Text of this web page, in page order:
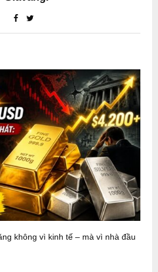
không vì kinh tế – mà vì nhà đầu